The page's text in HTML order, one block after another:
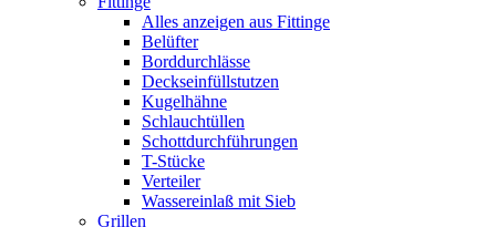
Alles anzeigen aus Fittinge
Belüfter
Borddurchlässe
Deckseinfüllstutzen
Kugelhähne
Schlauchtüllen
Schottdurchführungen
T-Stücke
Verteiler
Wassereinlaß mit Sieb
Grillen